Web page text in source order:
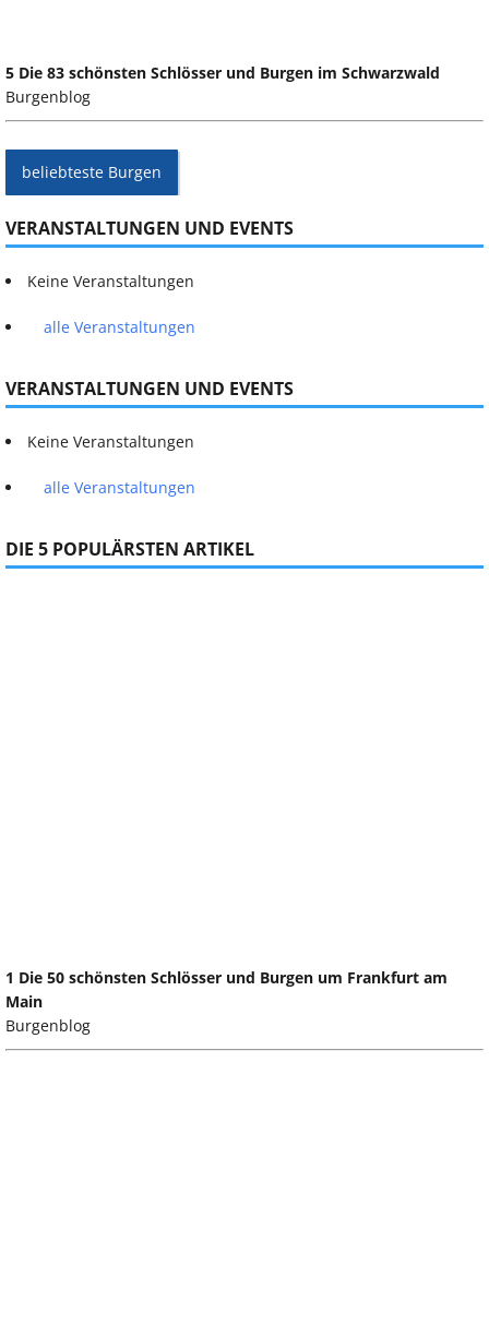
5 Die 83 schönsten Schlösser und Burgen im Schwarzwald
Burgenblog
beliebteste Burgen
VERANSTALTUNGEN UND EVENTS
Keine Veranstaltungen
alle Veranstaltungen
VERANSTALTUNGEN UND EVENTS
Keine Veranstaltungen
alle Veranstaltungen
DIE 5 POPULÄRSTEN ARTIKEL
1 Die 50 schönsten Schlösser und Burgen um Frankfurt am
Main
Burgenblog